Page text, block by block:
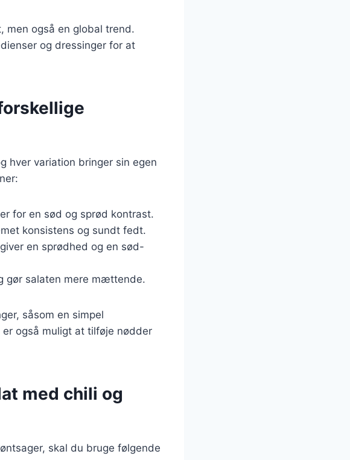
men også en global trend.
og dressinger for at
hver variation bringer sin egen
for en sød og sprød kontrast.
konsistens og sundt fedt.
en sprødhed og en sød-
gør salaten mere mættende.
såsom en simpel
også muligt at tilføje nødder
med chili og
skal du bruge følgende